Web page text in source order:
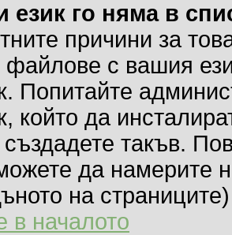
език го няма в
причини за
файлове с вашия
Попитайте
който да
такъв.
да намерите
на страниците)
в началото